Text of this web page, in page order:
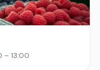
– 13:00